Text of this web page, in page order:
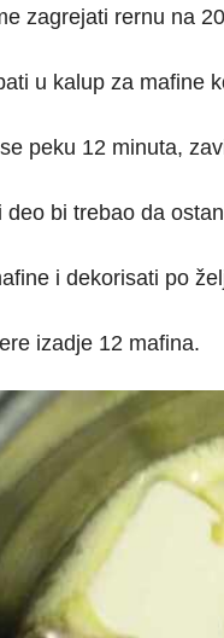
zagrejati rernu na
u kalup za mafine
peku 12 minuta,
deo bi trebao da
i dekorisati po
izadje 12 mafina.